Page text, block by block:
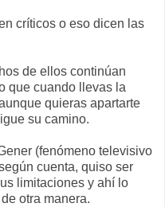
críticos o eso dicen las
de ellos continúan
que cuando llevas la
quieras apartarte
su camino.
(fenómeno televisivo
cuenta, quiso ser
limitaciones y ahí lo
otra manera.